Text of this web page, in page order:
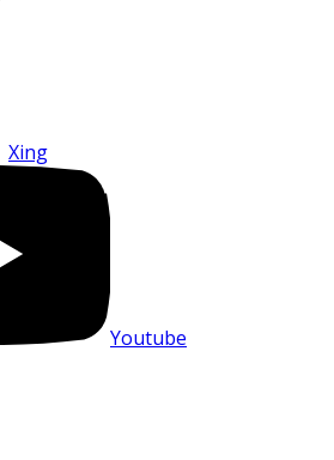
Xing
Youtube